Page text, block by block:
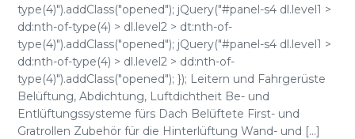
type(4)").addClass("opened"); jQuery("#panel-s4 dl.level1 >
dd:nth-of-type(4) > dl.level2 > dt:nth-of-
type(4)").addClass("opened"); jQuery("#panel-s4 dl.level1 >
dd:nth-of-type(4) > dl.level2 > dd:nth-of-
type(4)").addClass("opened"); }); Leitern und Fahrgerüste
Belüftung, Abdichtung, Luftdichtheit Be- und
Entlüftungssysteme fürs Dach Belüftete First- und
Gratrollen Zubehör für die Hinterlüftung Wand- und [...]